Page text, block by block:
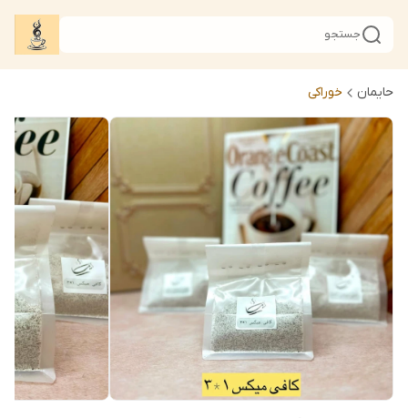
جستجو
حایمان خوراکی